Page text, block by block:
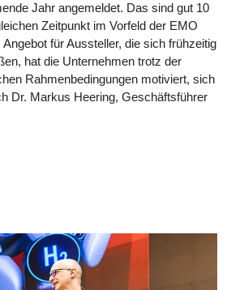
Jahr angemeldet. Das sind gut 10
Zeitpunkt im Vorfeld der EMO
für Aussteller, die sich frühzeitig
hat die Unternehmen trotz der
Rahmenbedingungen motiviert, sich
Dr. Markus Heering, Geschäftsführer